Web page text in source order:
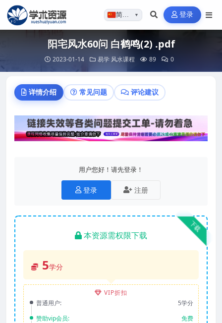
简体…▼ 登录
阳宅风水60问 白鹤鸣(2) .pdf
2023-01-14 易学 风水课程 89 0
详情介绍 常见问题 评论建议
用户您好！请先登录！
登录 注册
下载
本资源需权限下载
5学分
VIP折扣
普通用户:
5学分
赞助vip会员:
免费